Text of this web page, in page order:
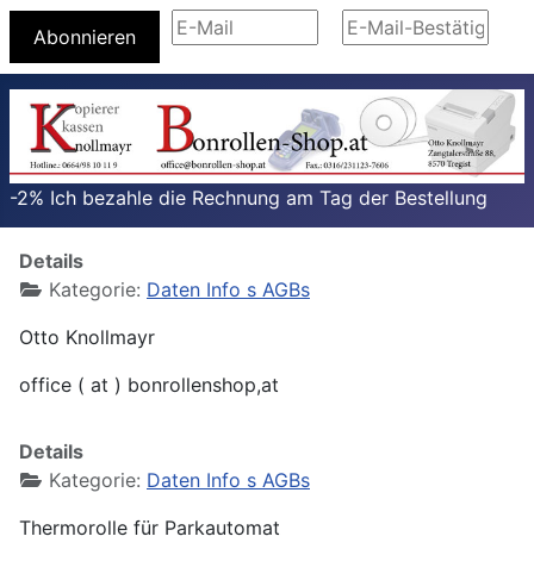
Abonnieren
-2% Ich bezahle die Rechnung am Tag der Bestellung
Details
Kategorie: Daten Info s AGBs
Otto Knollmayr
office ( at ) bonrollenshop,at
Details
Kategorie: Daten Info s AGBs
Thermorolle für Parkautomat